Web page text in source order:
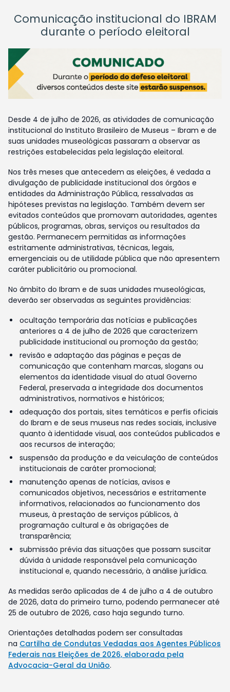
Comunicação institucional do IBRAM
durante o período eleitoral
Desde 4 de julho de 2026, as atividades de comunicação
institucional do Instituto Brasileiro de Museus – Ibram e de
suas unidades museológicas passaram a observar as
restrições estabelecidas pela legislação eleitoral.
Nos três meses que antecedem as eleições, é vedada a
divulgação de publicidade institucional dos órgãos e
entidades da Administração Pública, ressalvadas as
hipóteses previstas na legislação. Também devem ser
evitados conteúdos que promovam autoridades, agentes
públicos, programas, obras, serviços ou resultados da
gestão. Permanecem permitidas as informações
estritamente administrativas, técnicas, legais,
emergenciais ou de utilidade pública que não apresentem
caráter publicitário ou promocional.
No âmbito do Ibram e de suas unidades museológicas,
deverão ser observadas as seguintes providências:
ocultação temporária das notícias e publicações
anteriores a 4 de julho de 2026 que caracterizem
publicidade institucional ou promoção da gestão;
revisão e adaptação das páginas e peças de
comunicação que contenham marcas, slogans ou
elementos da identidade visual do atual Governo
Federal, preservada a integridade dos documentos
administrativos, normativos e históricos;
adequação dos portais, sites temáticos e perfis oficiais
do Ibram e de seus museus nas redes sociais, inclusive
quanto à identidade visual, aos conteúdos publicados e
aos recursos de interação;
suspensão da produção e da veiculação de conteúdos
institucionais de caráter promocional;
manutenção apenas de notícias, avisos e
comunicados objetivos, necessários e estritamente
informativos, relacionados ao funcionamento dos
museus, à prestação de serviços públicos, à
programação cultural e às obrigações de
transparência;
submissão prévia das situações que possam suscitar
dúvida à unidade responsável pela comunicação
institucional e, quando necessário, à análise jurídica.
As medidas serão aplicadas de 4 de julho a 4 de outubro
de 2026, data do primeiro turno, podendo permanecer até
25 de outubro de 2026, caso haja segundo turno.
Orientações detalhadas podem ser consultadas
na Cartilha de Condutas Vedadas aos Agentes Públicos
Federais nas Eleições de 2026, elaborada pela
Advocacia-Geral da União.